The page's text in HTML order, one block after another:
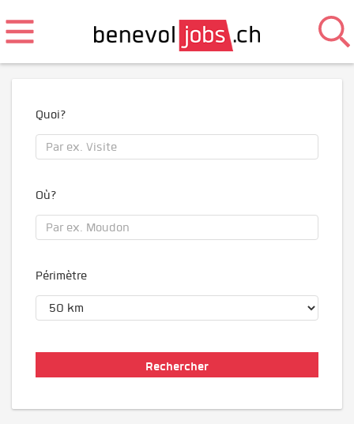
Quoi?
Où?
Périmètre